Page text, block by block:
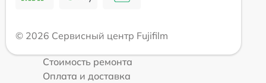
© 2026 Сервисный центр Fujifilm
Стоимость ремонта
Оплата и доставка